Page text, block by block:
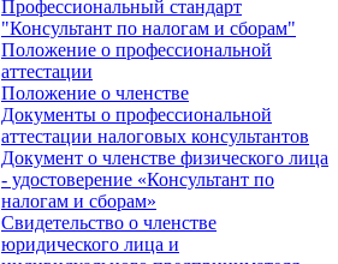
Профессиональный стандарт
"Консультант по налогам и сборам"
Положение о профессиональной
аттестации
Положение о членстве
Документы о профессиональной
аттестации налоговых консультантов
Документ о членстве физического лица
- удостоверение «Консультант по
налогам и сборам»
Свидетельство о членстве
юридического лица и